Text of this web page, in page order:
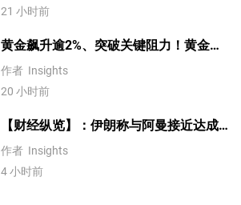
21 小时前
黄金飙升逾2%、突破关键阻力！黄金、
WTI原油、美元指数、纳指100指数技术
分析
作者 Insights
20 小时前
【财经纵览】：伊朗称与阿曼接近达成
协议，黄金涨超200美元、WTI原油三连
跌，道指续创历史新高！
作者 Insights
4 小时前